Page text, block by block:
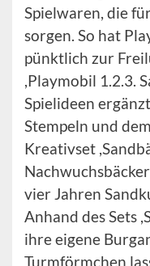
Spielwaren, die
sorgen. So hat
pünktlich zur
,Playmobil 1.2.3.
Spielideen
Stempeln und
Kreativset
vier Jahren
Anhand des Sets
ihre eigene
Turmförmchen